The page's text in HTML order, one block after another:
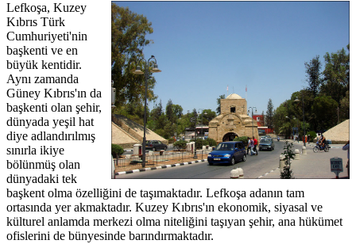
Lefkoşa, Kuzey
Kıbrıs Türk
Cumhuriyeti'nin
başkenti ve en
büyük kentidir.
Aynı zamanda
Güney Kıbrıs'ın da
başkenti olan şehir,
dünyada yeşil hat
diye adlandırılmış
sınırla ikiye
bölünmüş olan
dünyadaki tek
başkent olma özelliğini de taşımaktadır. Lefkoşa adanın tam
ortasında yer akmaktadır. Kuzey Kıbrıs'ın ekonomik, siyasal ve
külturel anlamda merkezi olma niteliğini taşıyan şehir, ana hükümet
ofislerini de bünyesinde barındırmaktadır.